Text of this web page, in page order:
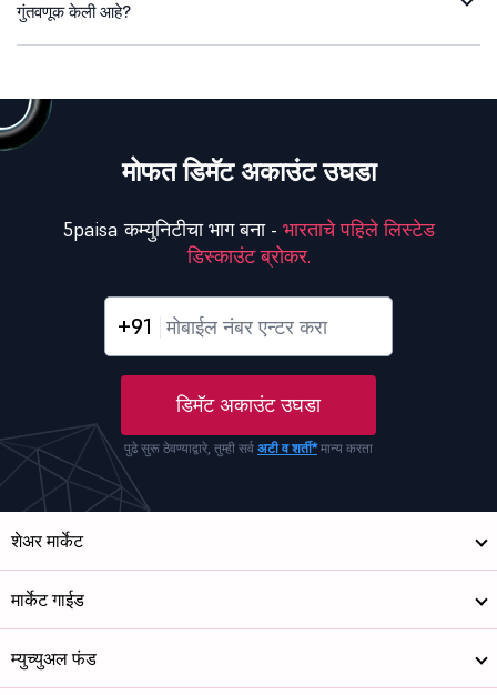
गुंतवणूक केली आहे?
मोफत डिमॅट अकाउंट उघडा
5paisa कम्युनिटीचा भाग बना - भारताचे पहिले लिस्टेड
डिस्काउंट ब्रोकर.
+91
डिमॅट अकाउंट उघडा
पुढे सुरू ठेवण्याद्वारे, तुम्ही सर्व अटी व शर्ती*मान्य करता
शेअर मार्केट
मार्केट गाईड
म्युच्युअल फंड